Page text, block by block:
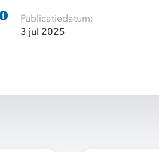
Publicatiedatum:
3 jul 2025